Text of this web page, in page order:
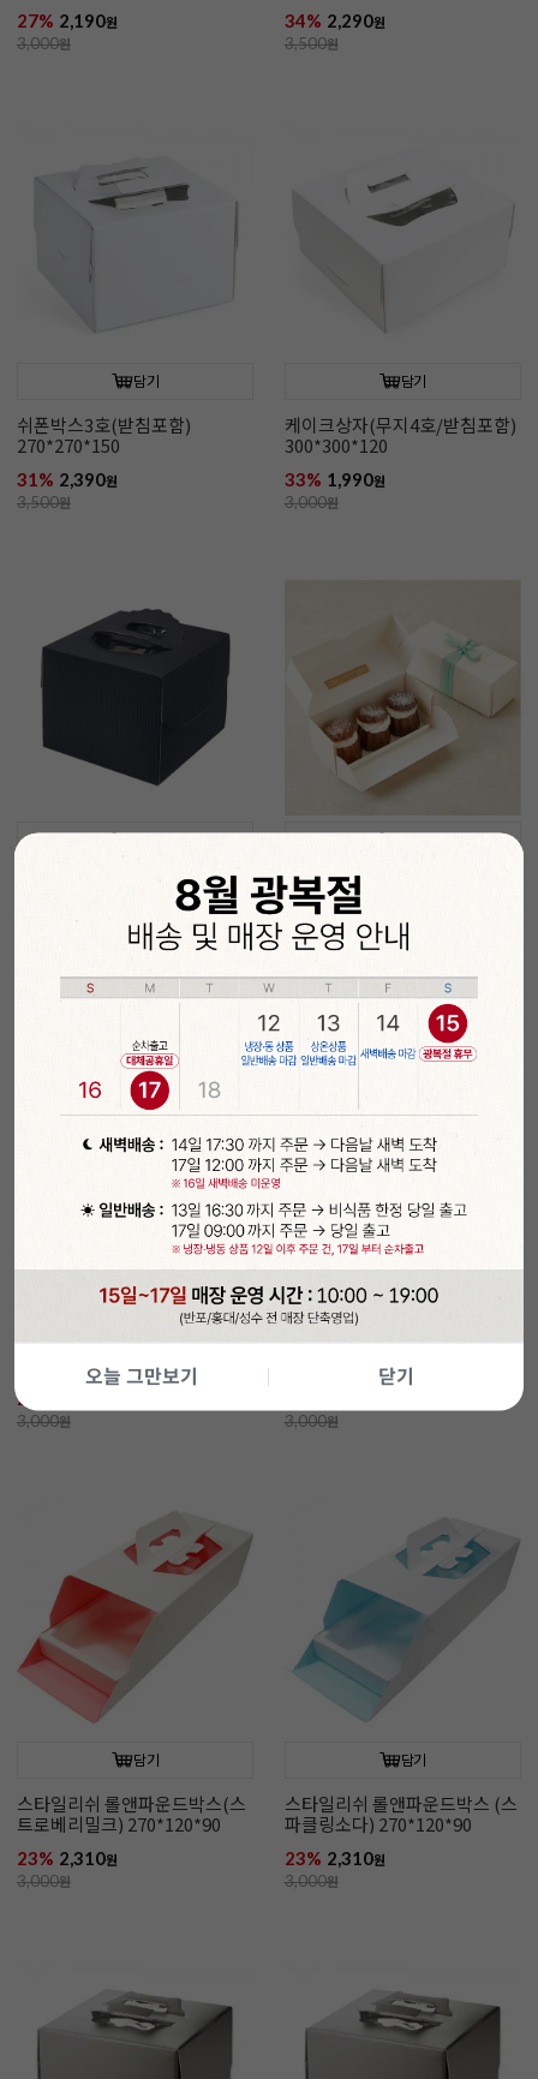
오늘 그만보기 닫기
27% 2,190원
3,000원
34% 2,290원
3,500원
담기
쉬폰박스3호(받침포함)
270*270*150
31% 2,390원
3,500원
담기
케이크상자(무지4호/받침포함)
300*300*120
33% 1,990원
3,000원
담기
시폰케이크박스 미니 골지블랙
담기
미니파운드케이크박스(베이
지/2개입) 170*65*65
22% 2,490원
담기
조각케이크삼각박스(민트)_2매
29%
3,000원
담기
1/2롤케익상자2개(몽슈슈스타
일/2개입) 115*100*90
3,000원
담기
스타일리쉬 롤앤파운드박스(스
트로베리밀크) 270*120*90
23% 2,310원
3,000원
담기
스타일리쉬 롤앤파운드박스 (스
파클링소다) 270*120*90
23% 2,310원
3,000원